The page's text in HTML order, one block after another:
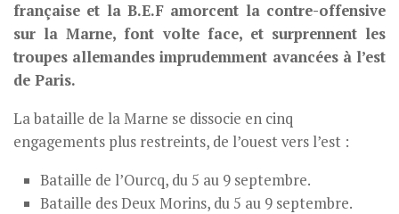
française et la B.E.F amorcent la contre-offensive
sur la Marne, font volte face, et surprennent les
troupes allemandes imprudemment avancées à l’est
de Paris.
La bataille de la Marne se dissocie en cinq
engagements plus restreints, de l’ouest vers l’est :
Bataille de l’Ourcq, du 5 au 9 septembre.
Bataille des Deux Morins, du 5 au 9 septembre.